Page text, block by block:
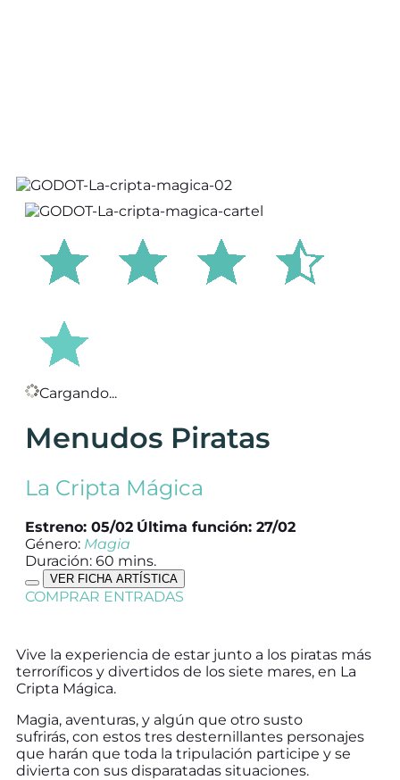
Cargando...
Menudos Piratas
La Cripta Mágica
Estreno: 05/02 Última función: 27/02
Género: Magia
Duración: 60 mins.
VER FICHA ARTÍSTICA
COMPRAR ENTRADAS
Vive la experiencia de estar junto a los piratas más
terroríficos y divertidos de los siete mares, en La
Cripta Mágica.
Magia, aventuras, y algún que otro susto
sufrirás, con estos tres desternillantes personajes
que harán que toda la tripulación participe y se
divierta con sus disparatadas situaciones.